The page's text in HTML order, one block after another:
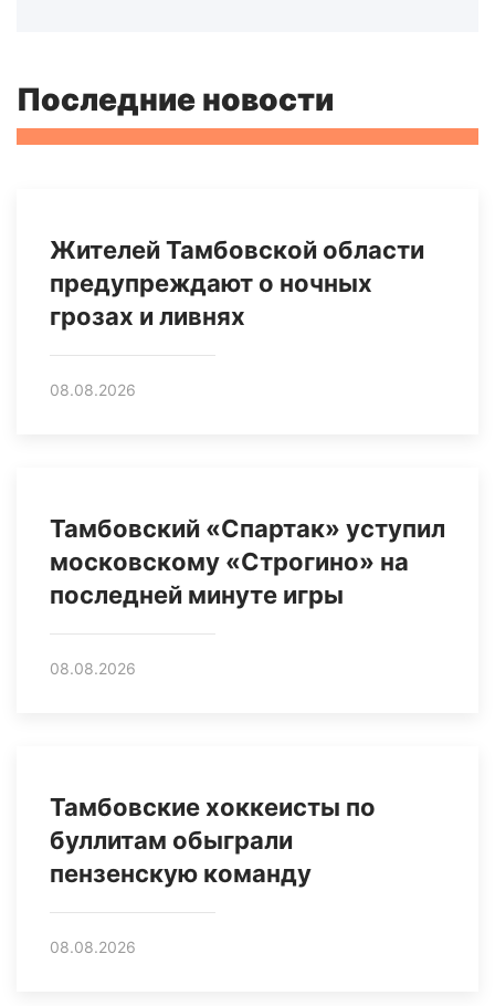
Последние новости
Жителей Тамбовской области
предупреждают о ночных
грозах и ливнях
08.08.2026
Тамбовский «Спартак» уступил
московскому «Строгино» на
последней минуте игры
08.08.2026
Тамбовские хоккеисты по
буллитам обыграли
пензенскую команду
08.08.2026